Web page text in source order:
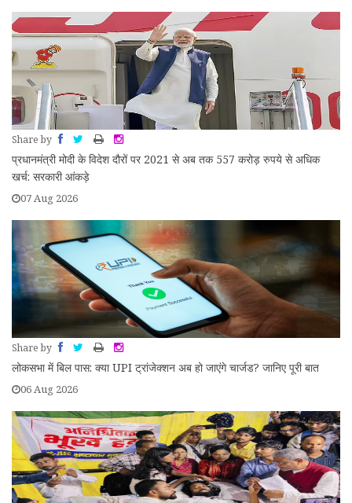
Share by
प्रधानमंत्री मोदी के विदेश दौरों पर 2021 से अब तक 557 करोड़ रुपये से अधिक
खर्च: सरकारी आंकड़े
07 Aug 2026
Share by
लोकसभा में बिल पास: क्या UPI ट्रांजेक्शन अब हो जाएंगे चार्जड? जानिए पूरी बात
06 Aug 2026